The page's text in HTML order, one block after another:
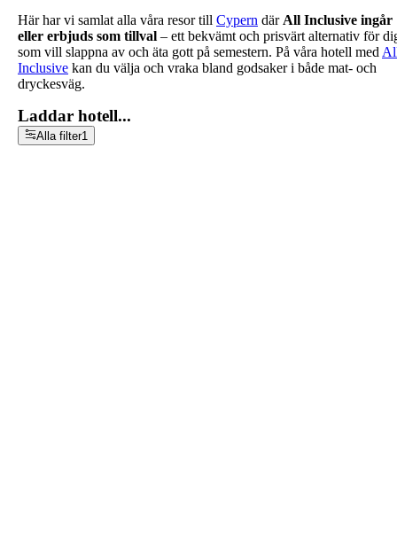
Här har vi samlat alla våra resor till Cypern där All Inclusive ingår
eller erbjuds som tillval – ett bekvämt och prisvärt alternativ för
som vill slappna av och äta gott på semestern. På våra hotell med
Inclusive kan du välja och vraka bland godsaker i både mat- och
dryckesväg.
Laddar hotell...
Alla filter1